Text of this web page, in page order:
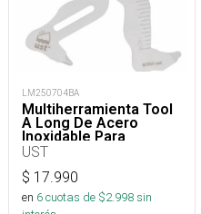
LM250704BA
Multiherramienta Tool
A Long De Acero
Inoxidable Para
Outdoor Y Edc
UST
$ 17.990
en 6cuotas de $2.998sin